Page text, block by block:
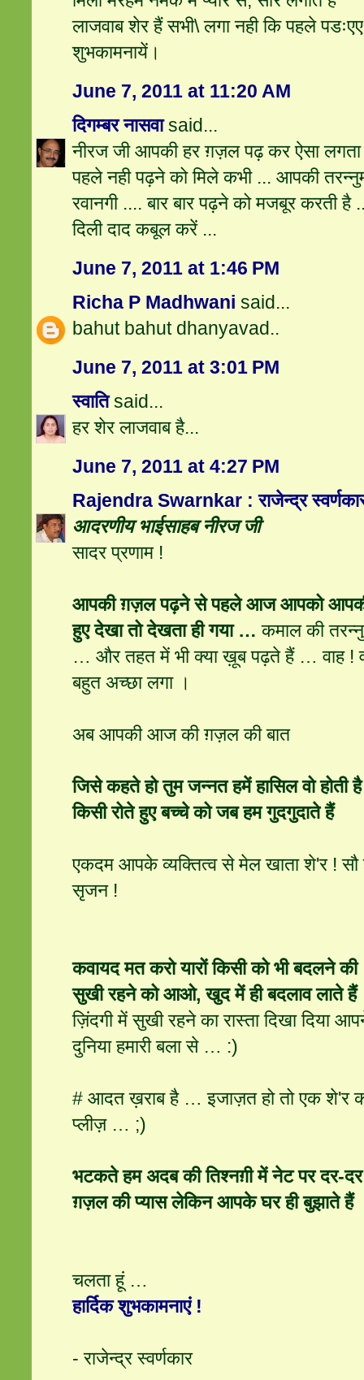
लाजवाब शेर हैं सभी\ लगा नही कि पहले
शुभकामनायें।
June 7, 2011 at 11:20 AM
दिगम्बर नासवाsaid...
नीरज जी आपकी हर ग़ज़ल पढ़ कर ऐसा
पहले नही पढ़ने को मिले कभी ... आपकी
रवानगी .... बार बार पढ़ने को मजबूर करती है
दिली दाद कबूल करें ...
June 7, 2011 at 1:46 PM
Richa P Madhwani said...
bahut bahut dhanyavad..
June 7, 2011 at 3:01 PM
स्वातिsaid...
हर शेर लाजवाब है...
June 7, 2011 at 4:27 PM
Rajendra Swarnkar : राजेन्द्र
आदरणीय भाईसाहब नीरज जी
सादर प्रणाम !
आपकी ग़ज़ल पढ़ने से पहले आज आपको
हुए देखा तो देखता ही गया …कमाल की
… और तहत में भी क्या ख़ूब पढ़ते हैं … वाह !
बहुत अच्छा लगा ।
अब आपकी आज की ग़ज़ल की बात
जिसे कहते हो तुम जन्नत हमें हासिल वो होती है
किसी रोते हुए बच्चे को जब हम गुदगुदाते हैं
एकदम आपके व्यक्तित्व से मेल खाता शे'र ! सौ
सृजन !
कवायद मत करो यारों किसी को भी बदलने की
सुखी रहने को आओ, खुद में ही बदलाव लाते हैं
ज़िंदगी में सुखी रहने का रास्ता दिखा दिया
दुनिया हमारी बला से … :)
# आदत ख़राब है … इजाज़त हो तो एक
प्लीज़ … ;)
भटकते हम अदब की तिश्नग़ी में नेट पर दर-दर
ग़ज़ल की प्यास लेकिन आपके घर ही बुझाते हैं
चलता हूं …
हार्दिक शुभकामनाएं !
- राजेन्द्र स्वर्णकार